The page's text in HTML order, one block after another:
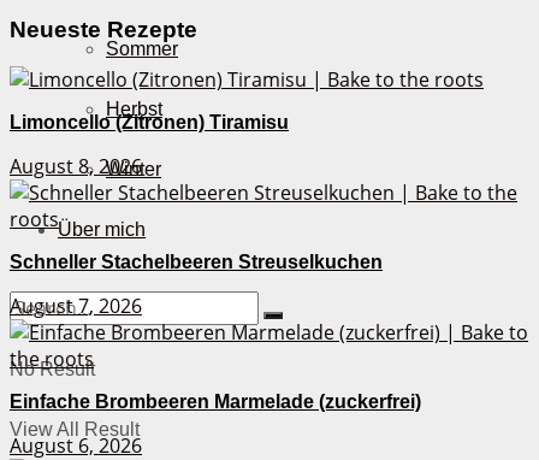
Sommer
Herbst
Winter
Über mich
No Result
View All Result
Neueste Rezepte
Limoncello (Zitronen) Tiramisu
August 8, 2026
Schneller Stachelbeeren Streuselkuchen
August 7, 2026
Einfache Brombeeren Marmelade (zuckerfrei)
August 6, 2026